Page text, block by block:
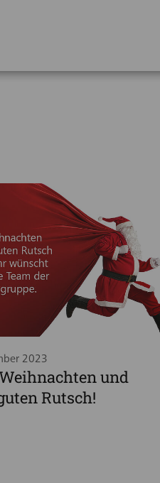
2023
und
Rutsch!